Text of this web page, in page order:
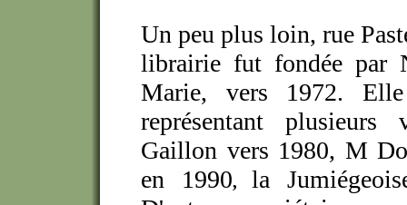
Un peu plus loin, rue
librairie fut fondée par
Marie, vers 1972.
représentant
Gaillon vers 1980, M
en 1990, la